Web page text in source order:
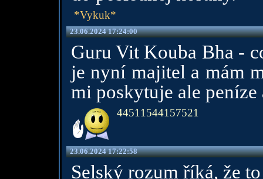
*Vykuk*
23.06.2024 17:24:00
Guru Vit Kouba Bha -
je nyní majitel a mám
mi poskytuje ale peníze
44511544157521
23.06.2024 17:22:58
Selský rozum říká, že